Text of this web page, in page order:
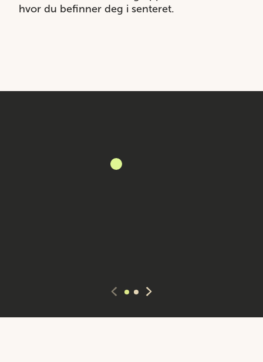
hvor du befinner deg i senteret.